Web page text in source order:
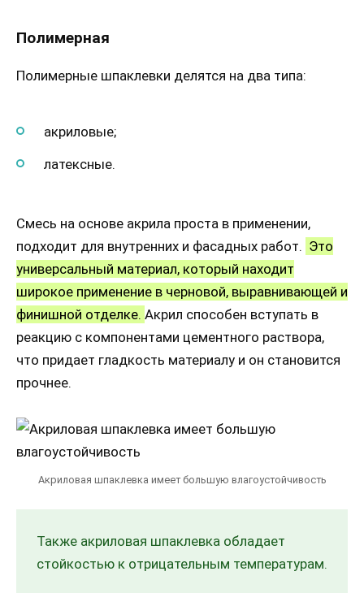
Полимерная
Полимерные шпаклевки делятся на два типа:
акриловые;
латексные.
Смесь на основе акрила проста в применении,
подходит для внутренних и фасадных работ. Это
универсальный материал, который находит
широкое применение в черновой, выравнивающей и
финишной отделке. Акрил способен вступать в
реакцию с компонентами цементного раствора,
что придает гладкость материалу и он становится
прочнее.
Акриловая шпаклевка имеет большую влагоустойчивость
Также акриловая шпаклевка обладает
стойкостью к отрицательным температурам.